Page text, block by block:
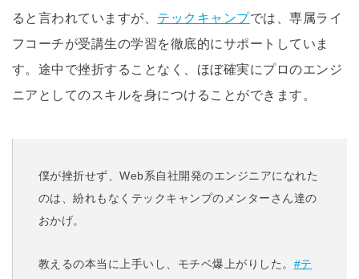
ると言われていますが、 テックキャンプでは、専属ライ
フコーチが受講生の学習を徹底的にサポートしていま
す。途中で挫折することなく、ほぼ確実にプロのエンジ
ニアとしてのスキルを身につけることができます。
僕が挫折せず、Web系自社開発のエンジニアになれた
のは、紛れもなくテックキャンプのメンターさん達の
おかげ。
教えるの本当に上手いし、モチベ爆上がりした。 #テ